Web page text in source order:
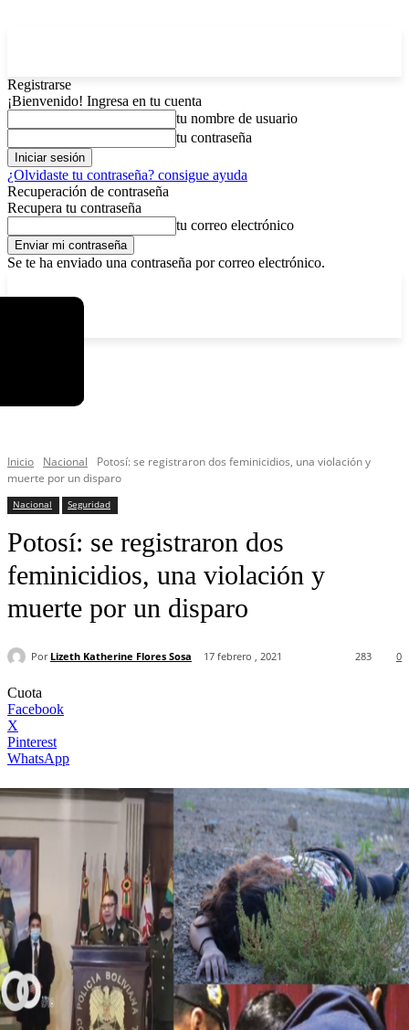
Registrarse
¡Bienvenido! Ingresa en tu cuenta
tu nombre de usuario
tu contraseña
¿Olvidaste tu contraseña? consigue ayuda
Recuperación de contraseña
Recupera tu contraseña
tu correo electrónico
Se te ha enviado una contraseña por correo electrónico.
Inicio Nacional
Potosí: se registraron dos feminicidios, una violación y
muerte por un disparo
Nacional Seguridad
Potosí: se registraron dos
feminicidios, una violación y
muerte por un disparo
Por Lizeth Katherine Flores Sosa 17 febrero , 2021 0
283
Cuota
Facebook
X
Pinterest
WhatsApp